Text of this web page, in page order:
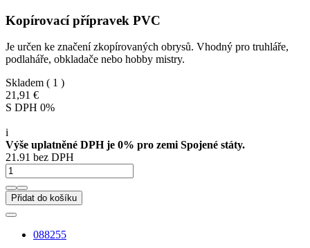
Kopírovací přípravek PVC
Je určen ke značení zkopírovaných obrysů. Vhodný pro truhláře,
podlaháře, obkladače nebo hobby mistry.
Skladem ( 1 )
21,91 €
S DPH 0%
i
Výše uplatněné DPH je 0% pro zemi Spojené státy.
21.91 bez DPH
Přidat do košíku
088255